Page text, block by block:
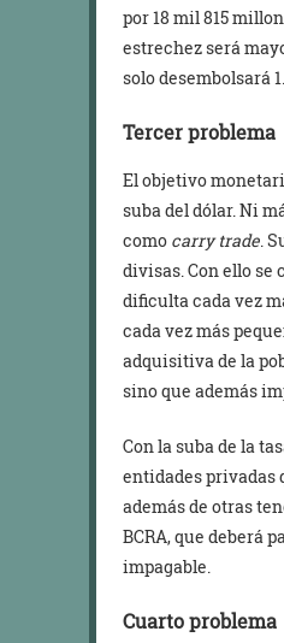
por 18 mil 815
estrechez será
solo desembolsará
Tercer problema
El objetivo
suba del dólar. Ni
como carry trade.
divisas. Con ello se
dificulta cada vez
cada vez más
adquisitiva de la
sino que además
Con la suba de la
entidades privadas
además de otras
BCRA, que deberá
impagable.
Cuarto problema